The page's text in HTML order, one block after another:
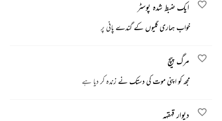
ایک ضبط شدہ پوسٹر
خواب ہماری گلیوں کے گندے پانی پر
مرگ پیچ
مجھ کو اپنی موت کی دستک نے زندہ کر دیا ہے
دیوار قہقہہ